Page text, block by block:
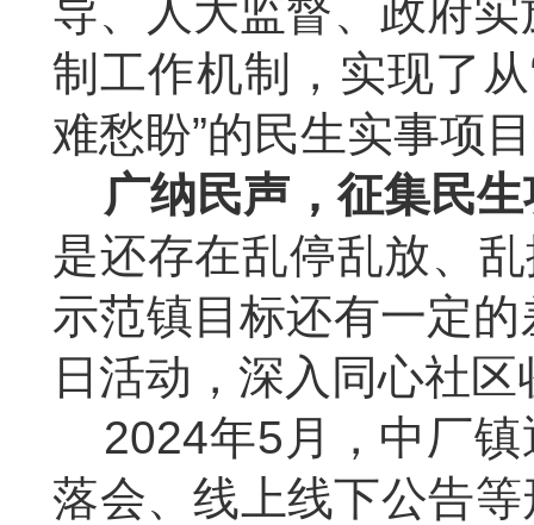
导、人大监督、政府
制工作机制，实现了从
难愁盼”的民生实事项
广纳民声，征集民
是还存在乱停乱放、
示范镇目标还有一定
日活动，深入同心社
2024年5 月，中厂
落会、线上线下公告